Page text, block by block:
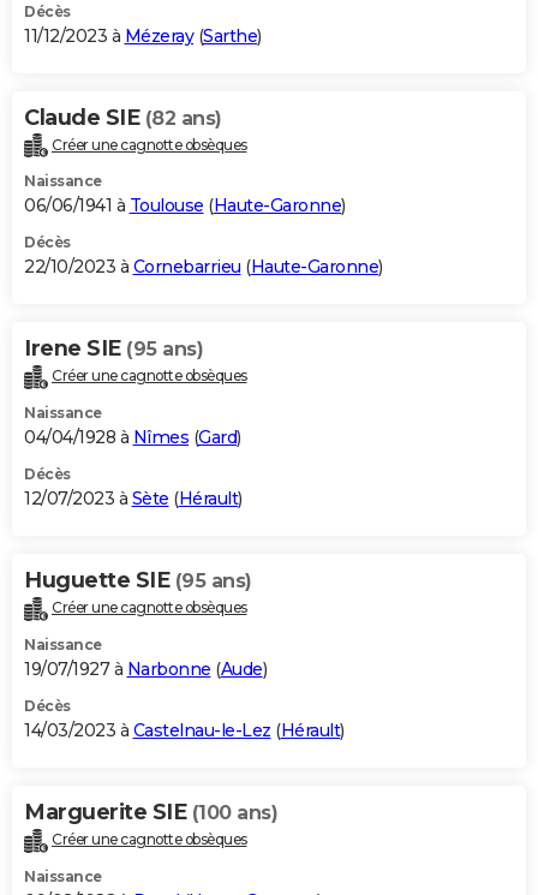
Décès
11/12/2023 à Mézeray(Sarthe)
Claude SIE (82 ans)
Créer une cagnotte obsèques
Naissance
06/06/1941 à Toulouse (Haute-Garonne)
Décès
22/10/2023 à Cornebarrieu (Haute-Garonne)
Irene SIE (95 ans)
Créer une cagnotte obsèques
Naissance
04/04/1928 à Nîmes (Gard)
Décès
12/07/2023 à Sète (Hérault)
Huguette SIE (95 ans)
Créer une cagnotte obsèques
Naissance
19/07/1927 à Narbonne (Aude)
Décès
14/03/2023 à Castelnau-le-Lez (Hérault)
Marguerite SIE (100 ans)
Créer une cagnotte obsèques
Naissance